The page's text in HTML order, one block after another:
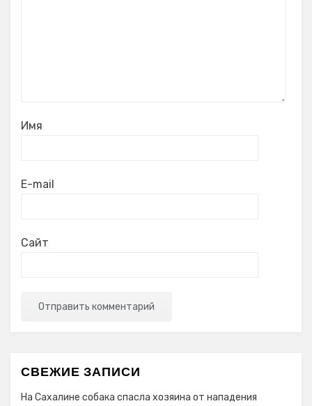
Имя
E-mail
Сайт
СВЕЖИЕ ЗАПИСИ
На Сахалине собака спасла хозяина от нападения